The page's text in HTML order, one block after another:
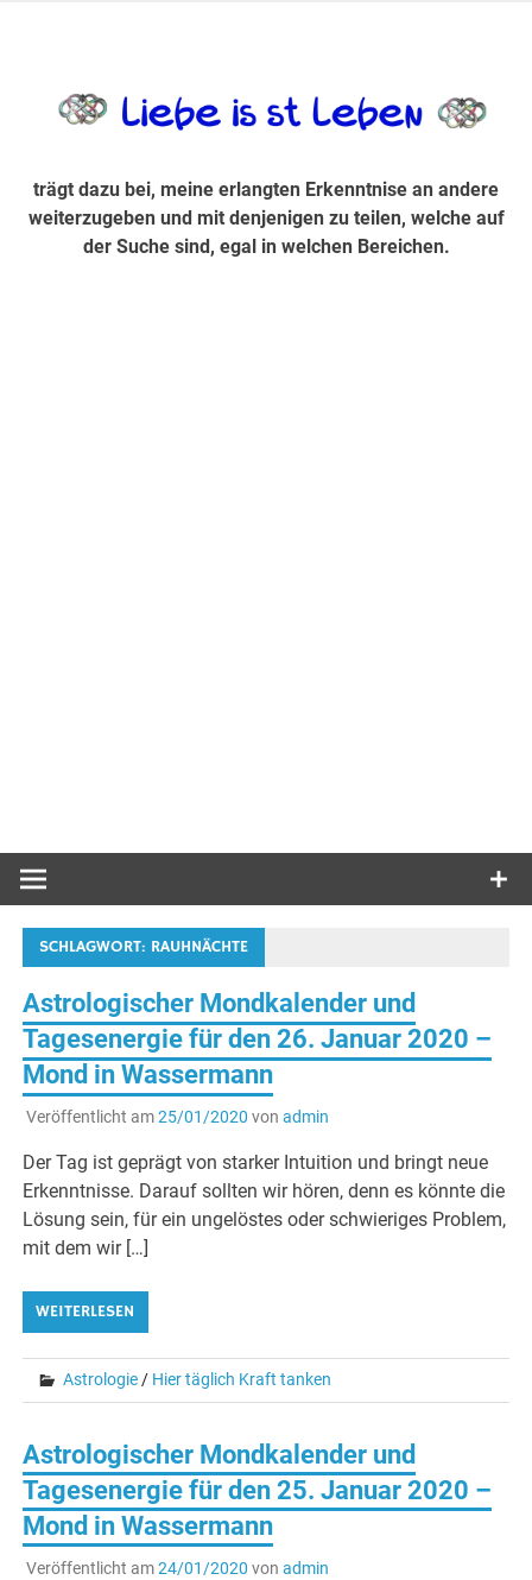
Suche sind, egal in welchen Bereichen.
trägt dazu bei, meine erlangten Erkenntnise an andere
weiterzugeben und mit denjenigen zu teilen, welche auf
der Suche sind, egal in welchen Bereichen.
SCHLAGWORT: RAUHNÄCHTE
Astrologischer Mondkalender und
Tagesenergie für den 26. Januar 2020 –
Mond in Wassermann
Veröffentlicht am25/01/2020 von admin
Der Tag ist geprägt von starker Intuition und bringt neue
Erkenntnisse. Darauf sollten wir hören, denn es könnte die
Lösung sein, für ein ungelöstes oder schwieriges Problem,
mit dem wir […]
WEITERLESEN
Astrologie/ Hier täglich Kraft tanken
Astrologischer Mondkalender und
Tagesenergie für den 25. Januar 2020 –
Mond in Wassermann
Veröffentlicht am24/01/2020 von admin